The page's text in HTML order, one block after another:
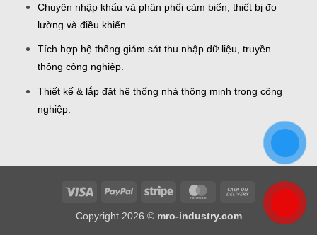
Chuyên nhập khẩu và phân phối cảm biến, thiết bị đo
lường và điều khiển.
Tích hợp hệ thống giám sát thu nhập dữ liệu, truyền
thông công nghiệp.
Thiết kế & lắp đặt hệ thống nhà thông minh trong công
nghiệp.
Visa PayPal Stripe MasterCardCash
On
Delivery
Copyright 2026 © mro-industry.com